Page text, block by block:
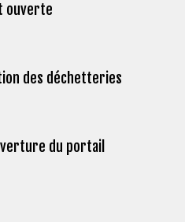
ouverte
des déchetteries
du portail